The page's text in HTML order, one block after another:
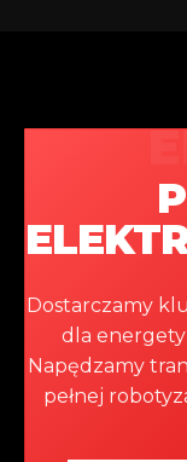
Dostarczamy
dla
Napędzamy
pełnej